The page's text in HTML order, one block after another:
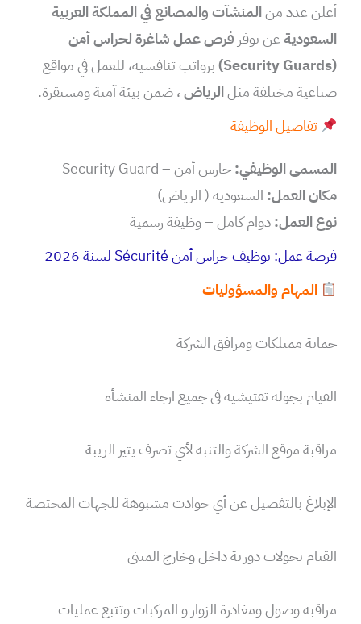
أعلن عدد منالمنشآت والمصانع في المملكة العربية
السعوديةعن توفر فرص عمل شاغرة لحراس أمن
(Security Guards)
برواتب تنافسية، للعمل في مواقع
صناعية مختلفة مثلالرياض، ضمن بيئة آمنة ومستقرة.
تفاصيل الوظيفة
المسمى الوظيفي:حارس أمن – Security Guard
مكان العمل: السعودية ( الرياض)
نوع العمل:دوام كامل – وظيفة رسمية
فرصة عمل: توظيف حراس أمن Sécurité لسنة 2026
المهام والمسؤوليات
حماية ممتلكات ومرافق الشركة
القيام بجولة تفتيشية فى جميع ارجاء المنشأه
مراقبة موقع الشركة والتنبه لأي تصرف يثير الريبة
الإبلاغ بالتفصيل عن أي حوادث مشبوهة للجهات المختصة
القيام بجولات دورية داخل وخارج المبنى
مراقبة وصول ومغادرة الزوار و المركبات وتتبع عمليات